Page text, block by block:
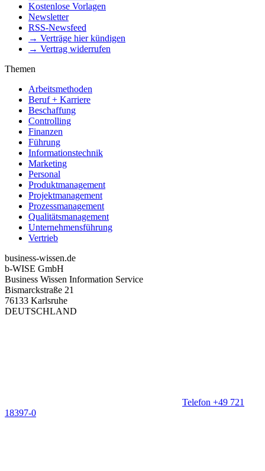
Kostenlose Vorlagen
Newsletter
RSS-Newsfeed
→ Verträge hier kündigen
→ Vertrag widerrufen
Themen
Arbeitsmethoden
Beruf + Karriere
Beschaffung
Controlling
Finanzen
Führung
Informationstechnik
Marketing
Personal
Produktmanagement
Projektmanagement
Prozessmanagement
Qualitätsmanagement
Unternehmensführung
Vertrieb
business-wissen.de
b-WISE GmbH
Business Wissen Information Service
Bismarckstraße 21
76133 Karlsruhe
DEUTSCHLAND
Telefon +49 721
18397-0